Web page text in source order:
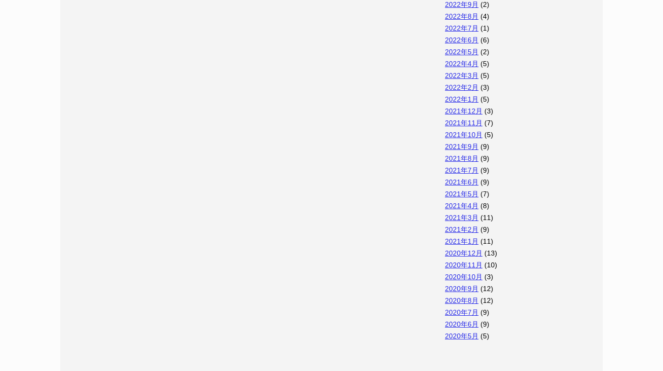
2022年9月 (2)
2022年8月 (4)
2022年7月 (1)
2022年6月 (6)
2022年5月 (2)
2022年4月 (5)
2022年3月 (5)
2022年2月 (3)
2022年1月 (5)
2021年12月 (3)
2021年11月 (7)
2021年10月 (5)
2021年9月 (9)
2021年8月 (9)
2021年7月 (9)
2021年6月 (9)
2021年5月 (7)
2021年4月 (8)
2021年3月 (11)
2021年2月 (9)
2021年1月 (11)
2020年12月 (13)
2020年11月 (10)
2020年10月 (3)
2020年9月 (12)
2020年8月 (12)
2020年7月 (9)
2020年6月 (9)
2020年5月 (5)